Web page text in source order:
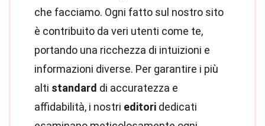
che facciamo. Ogni fatto sul nostro sito
è contribuito da veri utenti come te,
portando una ricchezza di intuizioni e
informazioni diverse. Per garantire i più
alti standard di accuratezza e
affidabilità, i nostri editori dedicati